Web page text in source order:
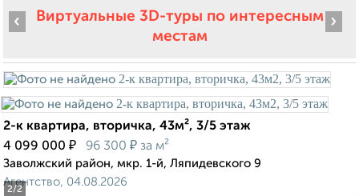
Виртуальные 3D-туры по интересным
местам
2/2
‹ ›
2-к квартира, вторичка, 43м², 3/5 этаж
4 099 000 ₽ 96 300 ₽ за м²
Заволжский район, мкр. 1-й, Ляпидевского 9
Агентство, 04.08.2026